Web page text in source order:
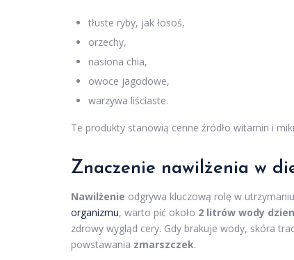
tłuste ryby, jak łosoś,
orzechy,
nasiona chia,
owoce jagodowe,
warzywa liściaste.
Te produkty stanowią cenne źródło witamin i
Znaczenie nawilżenia w
Nawilżenie odgrywa kluczową rolę w
organizmu, warto pić około 2 litrów wody
zdrowy wygląd cery. Gdy brakuje wody, skóra
powstawania zmarszczek.